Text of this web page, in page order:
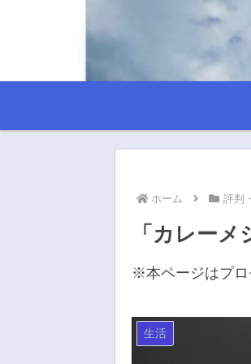
ホーム 評判
「カレー
※本ページはプロ
生活